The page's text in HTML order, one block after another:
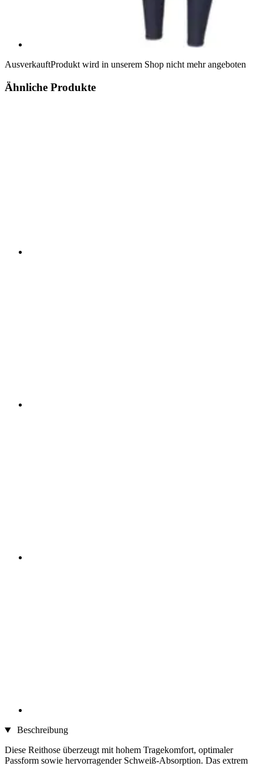
AusverkauftProdukt wird in unserem Shop nicht mehr angeboten
Ähnliche Produkte
Beschreibung
Diese Reithose überzeugt mit hohem Tragekomfort, optimaler
Passform sowie hervorragender Schweiß-Absorption. Das extrem